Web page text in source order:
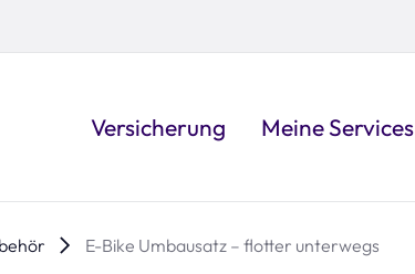
Versicherung Meine Services
E-Bike Umbausatz – flotter unterwegs